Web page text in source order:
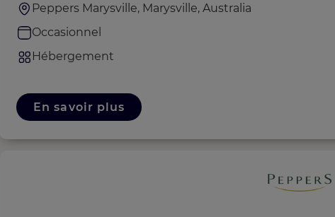
Peppers Marysville, Marysville, Australia
Occasionnel
Hébergement
En savoir plus